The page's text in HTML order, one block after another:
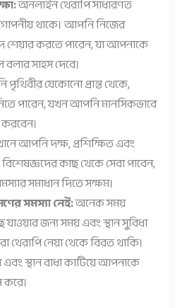
অনলাইন থেরাপি সাধারণত
থাকে। আপনি নিজের
করতে পারেন, যা আপনাকে
সাহস দেবে।
যেকোনো প্রান্ত থেকে,
পারেন, যখন আপনি মানসিকভাবে
আপনি দক্ষ, প্রশিক্ষিত এবং
কাছ থেকে সেবা পাবেন,
সমাধান দিতে সক্ষম।
সমস্যা নেই:অনেক সময়
জন্য সময় এবং স্থান সুবিধা
থেরাপি নেয়া থেকে বিরত থাকি।
স্থান বাধা কাটিয়ে আপনাকে
করে।